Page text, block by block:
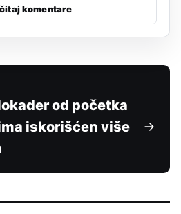
komentare
od početka
iskorišćen više